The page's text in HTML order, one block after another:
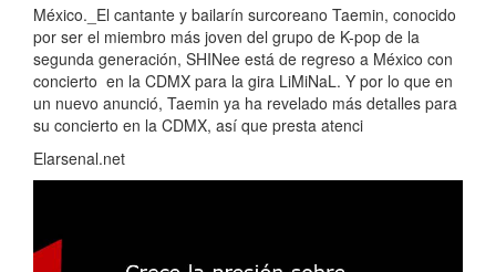
México._El cantante y bailarín surcoreano Taemin, conocido
por ser el miembro más joven del grupo de K-pop de la
segunda generación, SHINee está de regreso a México con
concierto en la CDMX para la gira LiMiNaL. Y por lo que en
un nuevo anunció, Taemin ya ha revelado más detalles para
su concierto en la CDMX, así que presta atenci
Elarsenal.net